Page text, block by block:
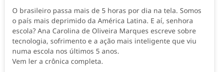
O brasileiro passa mais de 5 horas por dia na tela. Somos
o país mais deprimido da América Latina. E aí, senhora
escola? Ana Carolina de Oliveira Marques escreve sobre
tecnologia, sofrimento e a ação mais inteligente que viu
numa escola nos últimos 5 anos.
Vem ler a crônica completa.